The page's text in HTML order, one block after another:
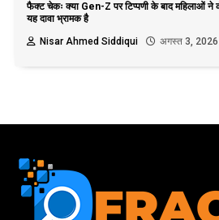
फैक्ट चेकः क्या Gen-Z पर टिप्पणी के बाद महिलाओं ने
यह दावा भ्रामक है
Nisar Ahmed Siddiqui
अगस्त 3, 2026